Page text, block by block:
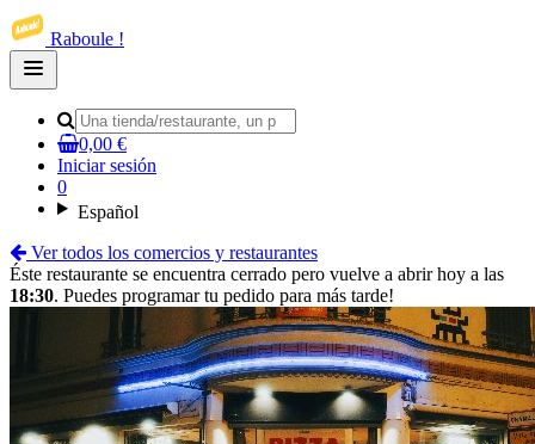
Raboule !
Open
main
0,00 €
Iniciar sesión
0
Español
Ver todos los comercios y restaurantes
Éste restaurante se encuentra cerrado pero vuelve a abrir hoy a las
18:30. Puedes programar tu pedido para más tarde!